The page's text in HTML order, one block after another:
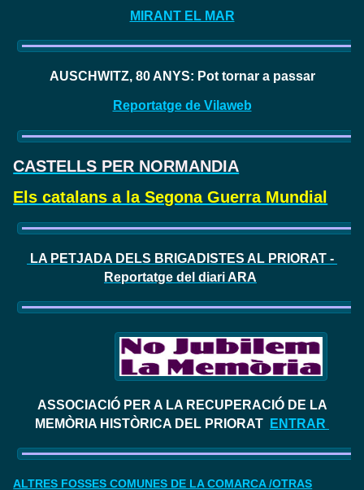
MIRANT EL MAR
AUSCHWITZ, 80 ANYS: Pot tornar a passar
Reportatge de Vilaweb
CASTELLS PER NORMANDIA
Els catalans a la Segona Guerra Mundial
LA PETJADA DELS BRIGADISTES AL PRIORAT -
Reportatge del diari ARA
ASSOCIACIÓ PER A LA RECUPERACIÓ DE LA
MEMÒRIA HISTÒRICA DEL PRIORAT
ENTRAR
ALTRES FOSSES COMUNES DE LA COMARCA /OTRAS